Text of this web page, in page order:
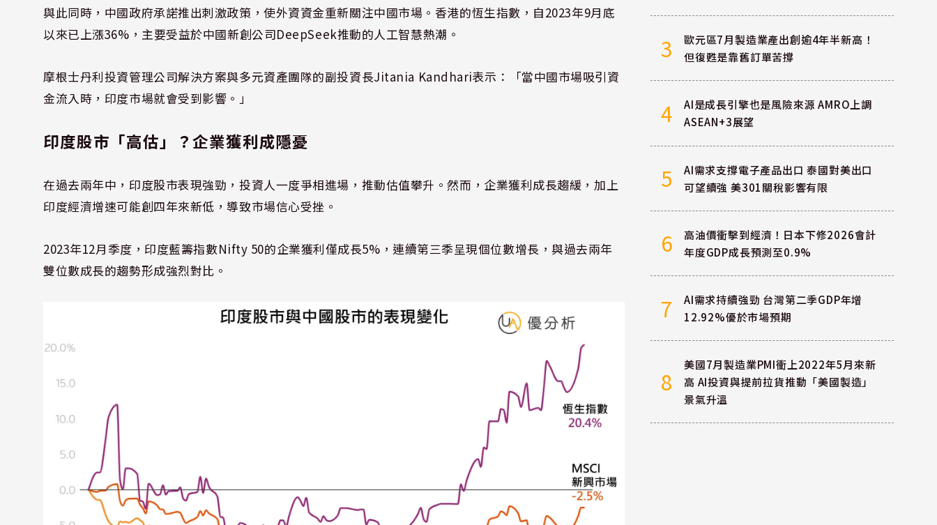
與此同時，中國政府承諾推出刺激政策，使外資資金重新關注中國市場。香港的恆生指數，自2023年9月底
以來已上漲36%，主要受益於中國新創公司DeepSeek推動的人工智慧熱潮。
摩根士丹利投資管理公司解決方案與多元資產團隊的副投資長Jitania Kandhari表示：「當中國市場吸引資
金流入時，印度市場就會受到影響。」
印度股市「高估」？企業獲利成隱憂
在過去兩年中，印度股市表現強勁，投資人一度爭相進場，推動估值攀升。然而，企業獲利成長趨緩，加上
印度經濟增速可能創四年來新低，導致市場信心受挫。
2023年12月季度，印度藍籌指數Nifty 50的企業獲利僅成長5%，連續第三季呈現個位數增長，與過去兩年
雙位數成長的趨勢形成強烈對比。
3
歐元區7月製造業產出創逾4年半新高！
但復甦是靠舊訂單苦撐
4
AI是成長引擎也是風險來源 AMRO上調
ASEAN+3展望
5
AI需求支撐電子產品出口 泰國對美出口
可望續強 美301關稅影響有限
6
高油價衝擊到經濟！日本下修2026會計
年度GDP成長預測至0.9%
7
AI需求持續強勁 台灣第二季GDP年增
12.92%優於市場預期
8
美國7月製造業PMI衝上2022年5月來新
高 AI投資與提前拉貨推動「美國製造」
景氣升溫